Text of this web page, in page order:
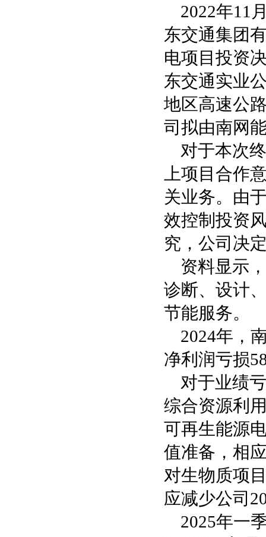
2022年11
东交通集团
电项目投资
东交通实业
地区高速公
司拟由南网
对于本次
上项目合作
关业务。由
效控制投资
究，公司决
资料显示
诊断、设计
节能服务。
2024年，
净利润亏损
对于业绩
综合资源利
可再生能源
值准备，相
对生物质项
应减少公司
2025年一